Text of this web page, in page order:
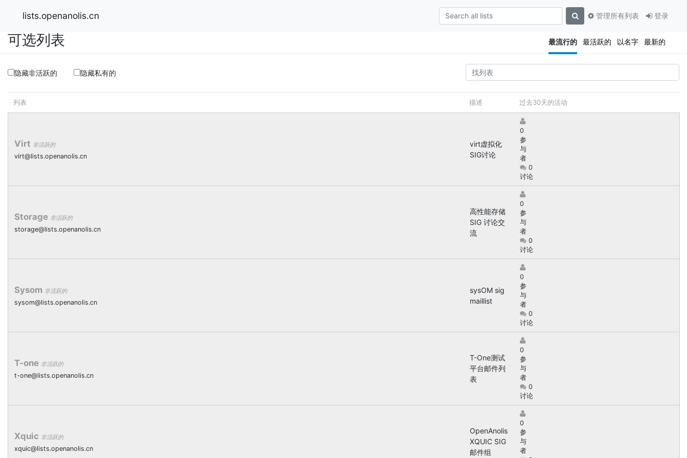
lists.openanolis.cn 登录
管理所有列表
最流行的 最活跃的 以名字 最新的
可选列表
隐藏非活跃的 隐藏私有的
列表 描述 过去30天的活动
Virt 非活跃的
virt@lists.openanolis.cn
virt虚拟化
SIG讨论
0
参
与
者
0
讨论
Storage 非活跃的
storage@lists.openanolis.cn
高性能存储
SIG 讨论交
流
0
参
与
者
0
讨论
Sysom 非活跃的
sysom@lists.openanolis.cn
sysOM sig
maillist
0
参
与
者
0
讨论
T-one 非活跃的
t-one@lists.openanolis.cn
T-One测试
平台邮件列
表
0
参
与
者
0
讨论
Xquic 非活跃的
xquic@lists.openanolis.cn
OpenAnolis
XQUIC SIG
邮件组
0
参
与
者